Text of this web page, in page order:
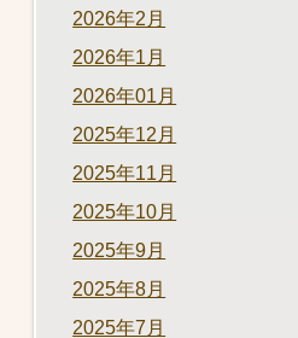
2026年2月
2026年1月
2026年01月
2025年12月
2025年11月
2025年10月
2025年9月
2025年8月
2025年7月